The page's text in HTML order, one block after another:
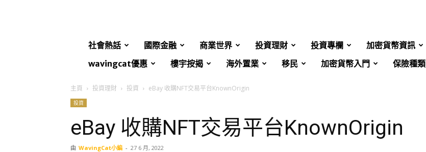
社會熱話 國際金融 商業世界 投資理財 投資專欄 加密貨幣資訊
wavingcat優惠
樓宇按揭 海外置業 移民 加密貨幣入門 保險種類
主頁 投資理財 投資 eBay 收購NFT交易平台KnownOrigin
投資
eBay 收購NFT交易平台KnownOrigin
由 WavingCat小編 - 27 6 月, 2022